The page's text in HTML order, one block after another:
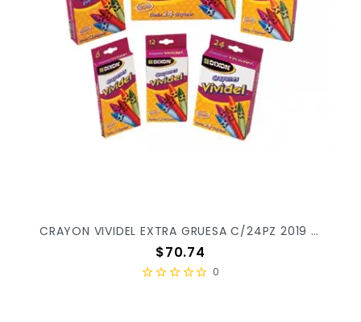
CRAYON VIVIDEL EXTRA GRUESA C/24PZ 2019 X/30
Precio
$70.74
0